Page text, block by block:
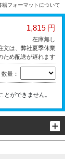
籍フォーマットについて
1,815 円
在庫無し
文は、弊社夏季休業
ため配送が遅れます
数量：
とができません。